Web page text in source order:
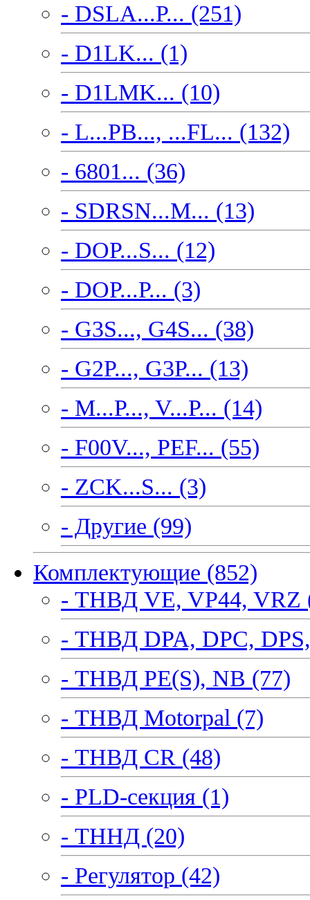
- DSLA...P... (251)
- D1LK... (1)
- D1LMK... (10)
- L...PB..., ...FL... (132)
- 6801... (36)
- SDRSN...M... (13)
- DOP...S... (12)
- DOP...P... (3)
- G3S..., G4S... (38)
- G2P..., G3P... (13)
- M...P..., V...P... (14)
- F00V..., PEF... (55)
- ZCK...S... (3)
- Другие (99)
Комплектующие (852)
- ТНВД VE, VP44, VRZ
- ТНВД DPA, DPC,
- ТНВД PE(S), NB (77)
- ТНВД Motorpal (7)
- ТНВД CR (48)
- PLD-секция (1)
- ТННД (20)
- Регулятор (42)